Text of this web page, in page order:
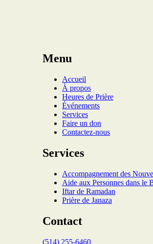
Menu
Accueil
À propos
Heures de Prière
Événements
Services
Faire un don
Contactez-nous
Services
Accompagnement des
Aide aux Personnes dans le
Iftar de Ramadan
Prière de Janaza
Contact
(514) 255-6460